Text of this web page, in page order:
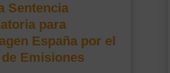
Sentencia
para
España por el
Emisiones